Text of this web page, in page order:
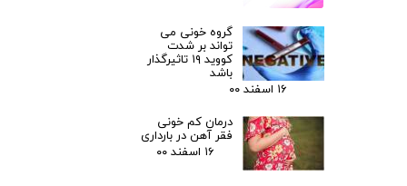
گروه خونی می
تواند بر شدت
کووید ۱۹ تاثیرگذار
باشد
۱۶ اسفند ۰۰
درمان کم خونی
فقر آهن در بارداری
۱۶ اسفند ۰۰